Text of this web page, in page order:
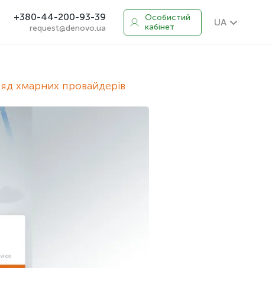
+380-44-200-93-39
request@denovo.ua
Особистий
кабінет
UA
хмарних провайдерів